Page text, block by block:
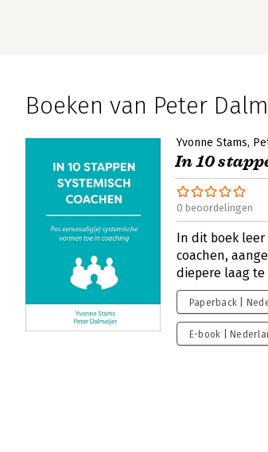
Boeken van Peter
Yvonne Stams
In 10
0 beoordelingen
In dit boek
coachen,
diepere laag te
Paperback |
E-book |